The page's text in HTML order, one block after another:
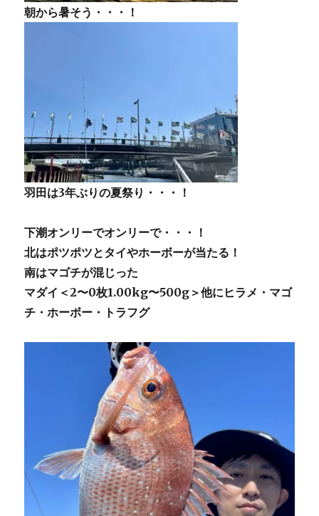
朝から暑そう・・・！
羽田は3年ぶりの夏祭り・・・！
下潮オンリーでオンリーで・・・！
北はポツポツとタイやホーボーが当たる！
南はマゴチが混じった
マダイ＜2〜0枚1.00kg〜500g＞他にヒラメ・マゴ
チ・ホーボー・トラフグ